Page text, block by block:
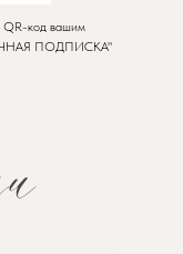
QR-код вашим
ПОДПИСКА"